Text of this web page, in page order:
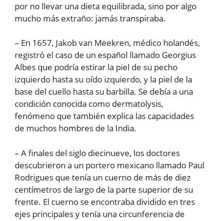
por no llevar una dieta equilibrada, sino por algo
mucho más extraño: jamás transpiraba.
– En 1657, Jakob van Meekren, médico holandés,
registró el caso de un español llamado Georgius
Albes que podría estirar la piel de su pecho
izquierdo hasta su oído izquierdo, y la piel de la
base del cuello hasta su barbilla. Se debía a una
condición conocida como dermatolysis,
fenómeno que también explica las capacidades
de muchos hombres de la India.
– A finales del siglo diecinueve, los doctores
descubrieron a un portero mexicano llamado Paul
Rodrigues que tenía un cuerno de más de diez
centímetros de largo de la parte superior de su
frente. El cuerno se encontraba dividido en tres
ejes principales y tenía una circunferencia de